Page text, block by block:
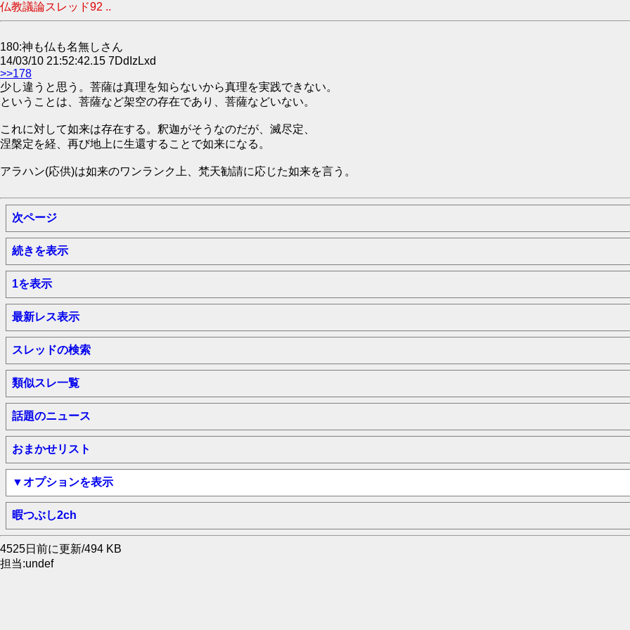
仏教議論スレッド92 ..
180:神も仏も名無しさん
14/03/10 21:52:42.15 7DdIzLxd
>>178
少し違うと思う。菩薩は真理を知らないから真理を実践できない。
ということは、菩薩など架空の存在であり、菩薩などいない。
これに対して如来は存在する。釈迦がそうなのだが、滅尽定、
涅槃定を経、再び地上に生還することで如来になる。
アラハン(応供)は如来のワンランク上、梵天勧請に応じた如来を言う。
次ページ
続きを表示
1を表示
最新レス表示
スレッドの検索
類似スレ一覧
話題のニュース
おまかせリスト
▼オプションを表示
暇つぶし2ch
4525日前に更新/494 KB
担当:undef